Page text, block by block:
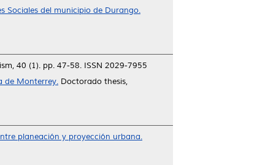
Sociales del municipio de Durango.
40 (1). pp. 47-58. ISSN 2029-7955
de Monterrey. Doctorado thesis,
planeación y proyección urbana.